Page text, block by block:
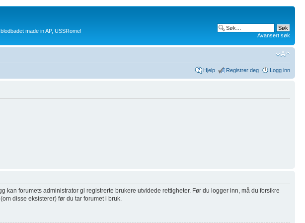
made in AP, USSRome!
Avansert søk
Hjelp Registrer deg Logg inn
forumets administrator gi registrerte brukere utvidede rettigheter. Før du logger inn, må du forsikre
disse eksisterer) før du tar forumet i bruk.